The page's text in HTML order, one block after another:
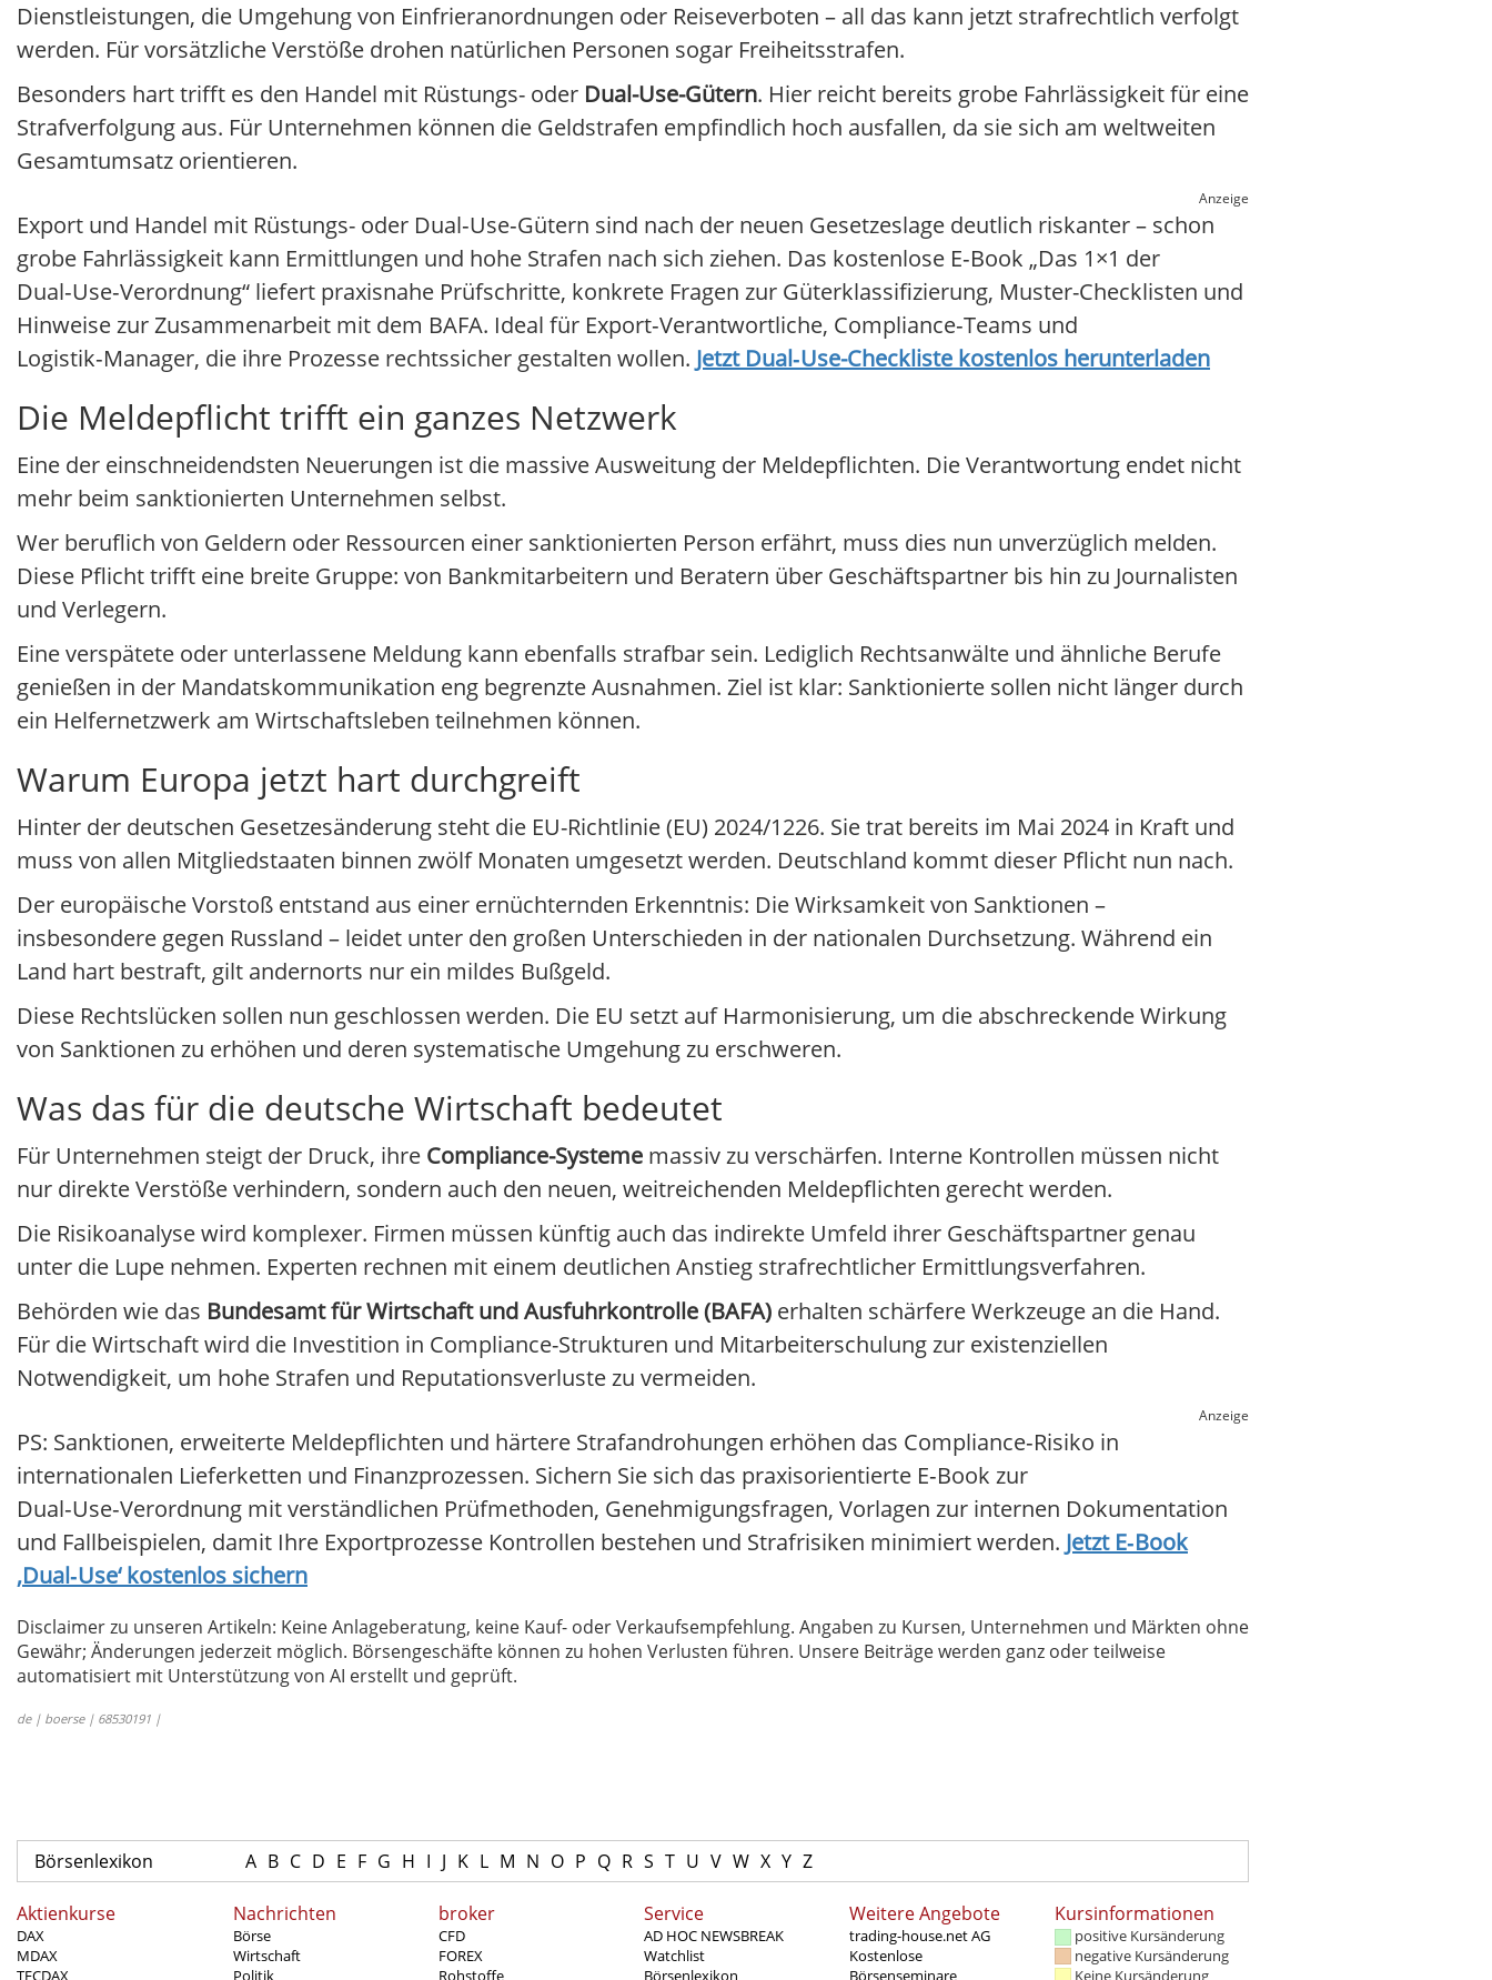
Dienstleistungen, die Umgehung von Einfrieranordnungen oder Reiseverboten – all das kann jetzt strafrechtlich verfolgt
werden. Für vorsätzliche Verstöße drohen natürlichen Personen sogar Freiheitsstrafen.
Besonders hart trifft es den Handel mit Rüstungs- oder Dual-Use-Gütern. Hier reicht bereits grobe Fahrlässigkeit für eine
Strafverfolgung aus. Für Unternehmen können die Geldstrafen empfindlich hoch ausfallen, da sie sich am weltweiten
Gesamtumsatz orientieren.
Anzeige
Export und Handel mit Rüstungs- oder Dual‑Use‑Gütern sind nach der neuen Gesetzeslage deutlich riskanter – schon
grobe Fahrlässigkeit kann Ermittlungen und hohe Strafen nach sich ziehen. Das kostenlose E‑Book „Das 1×1 der
Dual‑Use‑Verordnung“ liefert praxisnahe Prüfschritte, konkrete Fragen zur Güterklassifizierung, Muster-Checklisten und
Hinweise zur Zusammenarbeit mit dem BAFA. Ideal für Export‑Verantwortliche, Compliance‑Teams und
Logistik‑Manager, die ihre Prozesse rechtssicher gestalten wollen. Jetzt Dual‑Use-Checkliste kostenlos herunterladen
Die Meldepflicht trifft ein ganzes Netzwerk
Eine der einschneidendsten Neuerungen ist die massive Ausweitung der Meldepflichten. Die Verantwortung endet nicht
mehr beim sanktionierten Unternehmen selbst.
Wer beruflich von Geldern oder Ressourcen einer sanktionierten Person erfährt, muss dies nun unverzüglich melden.
Diese Pflicht trifft eine breite Gruppe: von Bankmitarbeitern und Beratern über Geschäftspartner bis hin zu Journalisten
und Verlegern.
Eine verspätete oder unterlassene Meldung kann ebenfalls strafbar sein. Lediglich Rechtsanwälte und ähnliche Berufe
genießen in der Mandatskommunikation eng begrenzte Ausnahmen. Ziel ist klar: Sanktionierte sollen nicht länger durch
ein Helfernetzwerk am Wirtschaftsleben teilnehmen können.
Warum Europa jetzt hart durchgreift
Hinter der deutschen Gesetzesänderung steht die EU-Richtlinie (EU) 2024/1226. Sie trat bereits im Mai 2024 in Kraft und
muss von allen Mitgliedstaaten binnen zwölf Monaten umgesetzt werden. Deutschland kommt dieser Pflicht nun nach.
Der europäische Vorstoß entstand aus einer ernüchternden Erkenntnis: Die Wirksamkeit von Sanktionen –
insbesondere gegen Russland – leidet unter den großen Unterschieden in der nationalen Durchsetzung. Während ein
Land hart bestraft, gilt andernorts nur ein mildes Bußgeld.
Diese Rechtslücken sollen nun geschlossen werden. Die EU setzt auf Harmonisierung, um die abschreckende Wirkung
von Sanktionen zu erhöhen und deren systematische Umgehung zu erschweren.
Was das für die deutsche Wirtschaft bedeutet
Für Unternehmen steigt der Druck, ihre Compliance-Systeme massiv zu verschärfen. Interne Kontrollen müssen nicht
nur direkte Verstöße verhindern, sondern auch den neuen, weitreichenden Meldepflichten gerecht werden.
Die Risikoanalyse wird komplexer. Firmen müssen künftig auch das indirekte Umfeld ihrer Geschäftspartner genau
unter die Lupe nehmen. Experten rechnen mit einem deutlichen Anstieg strafrechtlicher Ermittlungsverfahren.
Behörden wie das Bundesamt für Wirtschaft und Ausfuhrkontrolle (BAFA) erhalten schärfere Werkzeuge an die Hand.
Für die Wirtschaft wird die Investition in Compliance-Strukturen und Mitarbeiterschulung zur existenziellen
Notwendigkeit, um hohe Strafen und Reputationsverluste zu vermeiden.
Anzeige
PS: Sanktionen, erweiterte Meldepflichten und härtere Strafandrohungen erhöhen das Compliance‑Risiko in
internationalen Lieferketten und Finanzprozessen. Sichern Sie sich das praxisorientierte E‑Book zur
Dual‑Use‑Verordnung mit verständlichen Prüfmethoden, Genehmigungsfragen, Vorlagen zur internen Dokumentation
und Fallbeispielen, damit Ihre Exportprozesse Kontrollen bestehen und Strafrisiken minimiert werden. Jetzt E‑Book
‚Dual‑Use‘ kostenlos sichern
Disclaimer zu unseren Artikeln: Keine Anlageberatung, keine Kauf- oder Verkaufsempfehlung. Angaben zu Kursen, Unternehmen und Märkten ohne
Gewähr; Änderungen jederzeit möglich. Börsengeschäfte können zu hohen Verlusten führen. Unsere Beiträge werden ganz oder teilweise
automatisiert mit Unterstützung von AI erstellt und geprüft.
de | boerse | 68530191 |
Börsenlexikon A B C D E F G H I J K L M N O P Q R S T U V W X Y Z
Aktienkurse
DAX
MDAX
Nachrichten
Börse
Wirtschaft
broker
CFD
FOREX
Service
AD HOC NEWSBREAK
Watchlist
Weitere Angebote
trading-house.net AG
Kostenlose
Kursinformationen
positive Kursänderung
negative Kursänderung